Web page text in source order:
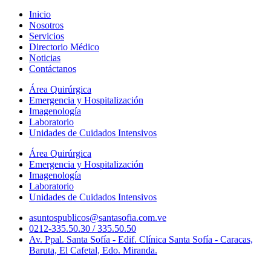
Inicio
Nosotros
Servicios
Directorio Médico
Noticias
Contáctanos
Área Quirúrgica
Emergencia y Hospitalización
Imagenología
Laboratorio
Unidades de Cuidados Intensivos
Área Quirúrgica
Emergencia y Hospitalización
Imagenología
Laboratorio
Unidades de Cuidados Intensivos
asuntospublicos@santasofia.com.ve
0212-335.50.30 / 335.50.50
Av. Ppal. Santa Sofía - Edif. Clínica Santa Sofía - Caracas,
Baruta, El Cafetal, Edo. Miranda.